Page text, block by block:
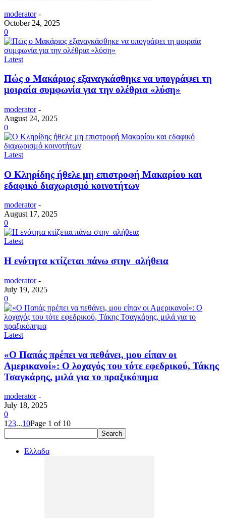
moderator -
October 24, 2025
0
Latest
Πώς ο Μακάριος εξαναγκάσθηκε να υπογράψει τη
μοιραία συμφωνία για την ολέθρια «λύση»
moderator -
August 24, 2025
0
Latest
O Κληρίδης ήθελε μη επιστροφή Μακαρίου και
εδαφικό διαχωρισμό κοινοτήτων
moderator -
August 17, 2025
0
Latest
Η ενότητα κτίζεται πάνω στην αλήθεια
moderator -
July 19, 2025
0
Latest
«Ο Παπάς πρέπει να πεθάνει, μου είπαν οι
Αμερικανοί»: Ο λοχαγός του τότε εφεδρικού, Τάκης
Τσαγκάρης, μιλά για το πραξικόπημα
moderator -
July 18, 2025
0
1 23...10Page 1 of 10
Ελλαδα